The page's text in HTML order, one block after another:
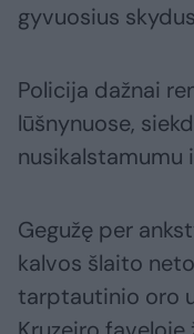
gyvuosius
Policija dažnai
lūšnynuose,
nusikalstamumu
Gegužę per
kalvos šlaito
tarptautinio oro